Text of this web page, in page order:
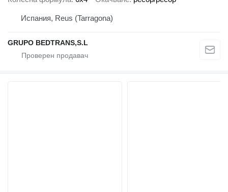
Испания, Reus (Tarragona)
GRUPO BEDTRANS,S.L